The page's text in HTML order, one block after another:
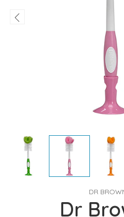
DR
Dr